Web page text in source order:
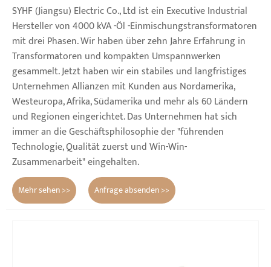
SYHF (Jiangsu) Electric Co., Ltd ist ein Executive Industrial
Hersteller von 4000 kVA -Öl -Einmischungstransformatoren
mit drei Phasen. Wir haben über zehn Jahre Erfahrung in
Transformatoren und kompakten Umspannwerken
gesammelt. Jetzt haben wir ein stabiles und langfristiges
Unternehmen Allianzen mit Kunden aus Nordamerika,
Westeuropa, Afrika, Südamerika und mehr als 60 Ländern
und Regionen eingerichtet. Das Unternehmen hat sich
immer an die Geschäftsphilosophie der "führenden
Technologie, Qualität zuerst und Win-Win-
Zusammenarbeit" eingehalten.
Mehr sehen >> Anfrage absenden >>